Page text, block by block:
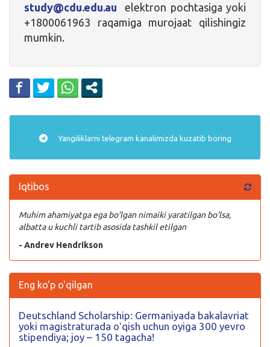
study@cdu.edu.au elektron pochtasiga yoki
+1800061963 raqamiga murojaat qilishingiz
mumkin.
Yangiliklarni telegram kanalimizda kuzatib boring
Iqtibos
Muhim ahamiyatga ega bo’lgan nimaiki yaratilgan bo’lsa,
albatta u kuchli tartib asosida tashkil etilgan
- Andrev Hendrikson
Eng ko'p o'qilgan
Deutschland Scholarship: Germaniyada bakalavriat
yoki magistraturada oʻqish uchun oyiga 300 yevro
stipendiya; joy – 150 tagacha!